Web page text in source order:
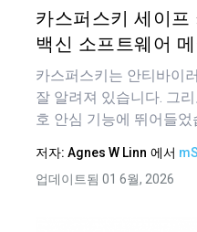
카스퍼스키 세이
백신 소프트웨어
카스퍼스키는 안티바이
잘 알려져 있습니다. 그
호 안심 기능에 뛰어들었
저자: Agnes W Linn 에서
업데이트됨 01 6월, 2026